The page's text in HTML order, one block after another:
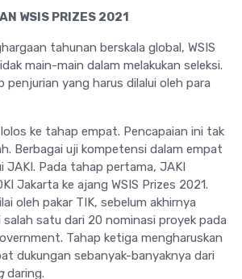
WSIS PRIZES 2021
tahunan berskala global, WSIS
main-main dalam melakukan seleksi.
penjurian yang harus dilalui oleh para
ke tahap empat. Pencapaian ini tak
Berbagai uji kompetensi dalam empat
JAKI. Pada tahap pertama, JAKI
Jakarta ke ajang WSIS Prizes 2021.
oleh pakar TIK, sebelum akhirnya
satu dari 20 nominasi proyek pada
Tahap ketiga mengharuskan
dukungan sebanyak-banyaknya dari
daring.